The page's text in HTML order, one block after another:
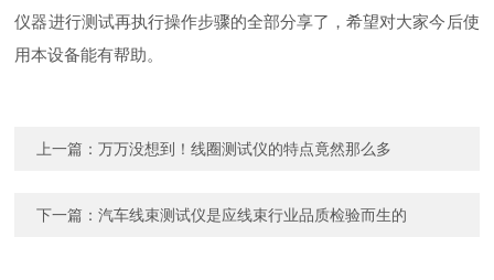
仪器进行测试再执行操作步骤的全部分享了，希望对大家今后使
用本设备能有帮助。
上一篇：万万没想到！线圈测试仪的特点竟然那么多
下一篇：汽车线束测试仪是应线束行业品质检验而生的